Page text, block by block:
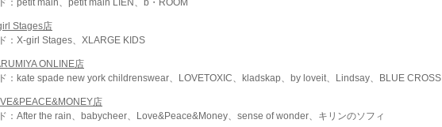
Stages店
：X-girl Stages、XLARGE KIDS
ONLINE店
：kate spade new york childrenswear、LOVETOXIC、kladskap、by loveit、Lindsay、BLUE CROSS
店
：After the rain、babycheer、Love&Peace&Money、sense of wonder、キリンのソフィ